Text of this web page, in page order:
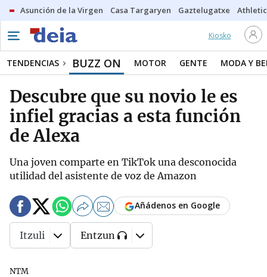
Asunción de la Virgen Casa Targaryen Gaztelugatxe Athletic
Kiosko
TENDENCIAS BUZZ ON MOTOR GENTE MODA Y
Descubre que su novio le es
infiel gracias a esta función
de Alexa
Una joven comparte en TikTok una desconocida
utilidad del asistente de voz de Amazon
NTM
Añádenos en Google
Itzuli Entzun